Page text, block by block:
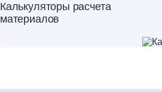
Калькуляторы расчета
материалов